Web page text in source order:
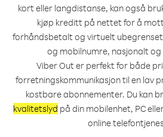
kort eller langdistanse, kan også
kjøp kreditt på nettet for å
forhåndsbetalt og virtuelt
og mobilnumre, nasjonalt
Viber Out er perfekt for både
forretningskommunikasjon til en lav
kostbare abonnementer. Du kan
kvalitetslyd på din mobilenhet, PC
online